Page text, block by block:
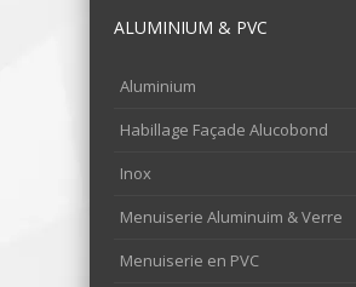
ALUMINIUM & PVC
Aluminium
Habillage Façade Alucobond
Inox
Menuiserie Aluminuim & Verre
Menuiserie en PVC